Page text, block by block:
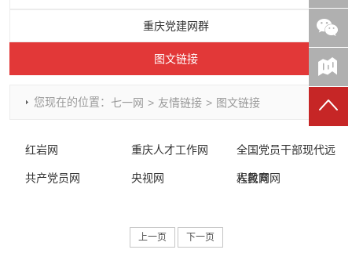
七一视角
作风建设
党史参阅
七一书院
七一号
重庆党建网群
图文链接
您现在的位置： 七一网 > 友情链接 > 图文链接
红岩网 重庆人才工作网 全国党员干部现代远
程教育网
共产党员网 央视网 人民网
上一页 下一页